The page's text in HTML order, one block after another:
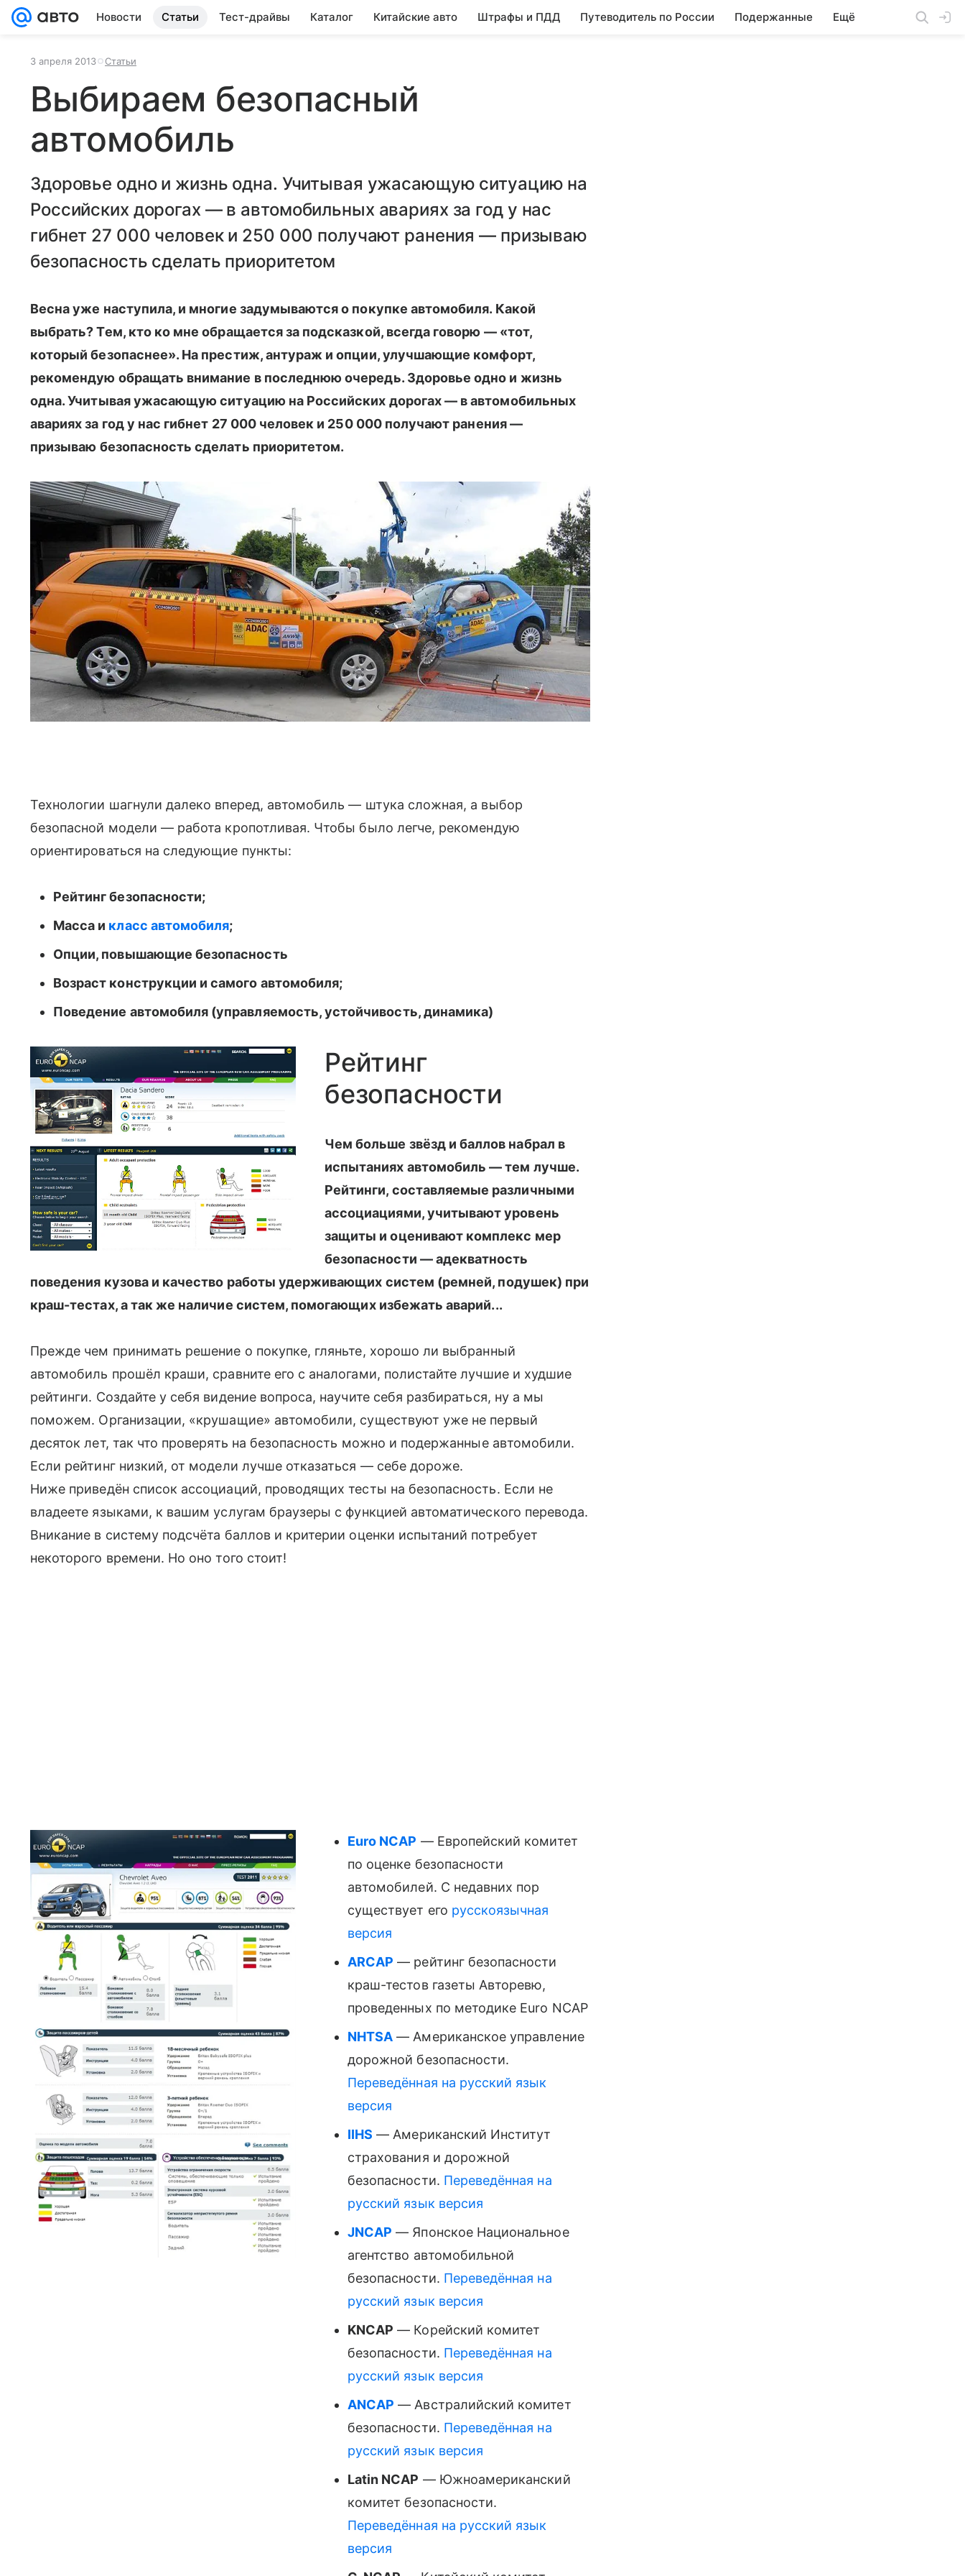
Новости Статьи Тест-драйвы Каталог Китайские авто Штрафы и ПДД Путеводитель по России Подержанные Ещё
3 апреля 2013 Статьи
Выбираем безопасный
автомобиль
Здоровье одно и жизнь одна. Учитывая ужасающую ситуацию на
Российских дорогах — в автомобильных авариях за год у нас
гибнет 27 000 человек и 250 000 получают ранения — призываю
безопасность сделать приоритетом
Весна уже наступила, и многие задумываются о покупке автомобиля. Какой
выбрать? Тем, кто ко мне обращается за подсказкой, всегда говорю — «тот,
который безопаснее». На престиж, антураж и опции, улучшающие комфорт,
рекомендую обращать внимание в последнюю очередь. Здоровье одно и жизнь
одна. Учитывая ужасающую ситуацию на Российских дорогах — в автомобильных
авариях за год у нас гибнет 27 000 человек и 250 000 получают ранения—
призываю безопасностьсделать приоритетом.
Технологии шагнули далеко вперед, автомобиль — штука сложная, а выбор
безопасной модели — работа кропотливая. Чтобы было легче, рекомендую
ориентироваться на следующие пункты:
Рейтинг безопасности;
Масса и класс автомобиля;
Опции, повышающие безопасность
Возраст конструкции и самого автомобиля;
Поведение автомобиля (управляемость, устойчивость, динамика)
Рейтинг
безопасности
Чем больше звёзд и баллов набрал в
испытаниях автомобиль — тем лучше.
Рейтинги, составляемые различными
ассоциациями, учитывают уровень
защиты и оценивают комплекс мер
безопасности — адекватность
поведения кузова и качество работы удерживающих систем (ремней, подушек) при
краш-тестах, а так же наличие систем, помогающих избежать аварий...
Прежде чем принимать решение о покупке, гляньте, хорошо ли выбранный
автомобиль прошёл краши, сравните его с аналогами, полистайте лучшие и худшие
рейтинги. Создайте у себя видение вопроса, научите себя разбираться, ну а мы
поможем. Организации, «крушащие» автомобили, существуют уже не первый
десяток лет, так что проверять на безопасность можно и подержанные автомобили.
Если рейтинг низкий, от модели лучше отказаться — себе дороже.
Ниже приведён список ассоциаций, проводящих тесты на безопасность. Если не
владеете языками, к вашим услугам браузеры с функцией автоматического перевода.
Вникание в систему подсчёта баллов и критерии оценки испытаний потребует
некоторого времени. Но оно того стоит!
Euro NCAP — Европейский комитет
по оценке безопасности
автомобилей. С недавних пор
существует его русскоязычная
версия
ARCAP — рейтинг безопасности
краш-тестов газеты Авторевю,
проведенных по методике Euro NCAP
NHTSA — Американское управление
дорожной безопасности.
Переведённая на русский язык
версия
IIHS — Американский Институт
страхования и дорожной
безопасности. Переведённая на
русский язык версия
JNCAP — Японское Национальное
агентство автомобильной
безопасности. Переведённая на
русский язык версия
KNCAP — Корейский комитет
безопасности. Переведённая на
русский язык версия
ANCAP — Австралийский комитет
безопасности. Переведённая на
русский язык версия
Latin NCAP — Южноамериканский
комитет безопасности.
Переведённая на русский язык
версия